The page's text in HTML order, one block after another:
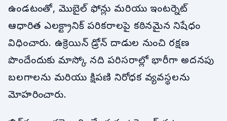
ఉండటంతో, మొబైల్ ఫోన్లు మరియు ఇంటర్నెట్
ఆధారిత ఎలక్ట్రానిక్ పరికరాలపై కఠినమైన నిషేధం
విధించారు. ఉక్రెయిన్ డ్రోన్ దాడుల నుంచి రక్షణ
పొందేందుకు మాస్కో నది పరిసరాల్లో భారీగా అదనపు
బలగాలను మరియు క్షిపణి నిరోధక వ్యవస్థలను
మోహరించారు.